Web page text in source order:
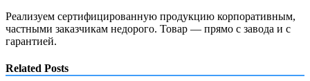
Реализуем сертифицированную продукцию корпоративным,
частными заказчикам недорого. Товар — прямо с завода и с
гарантией.
Related Posts